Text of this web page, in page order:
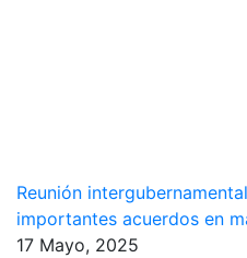
Reunión
importantes acuerdos en
17 Mayo, 2025